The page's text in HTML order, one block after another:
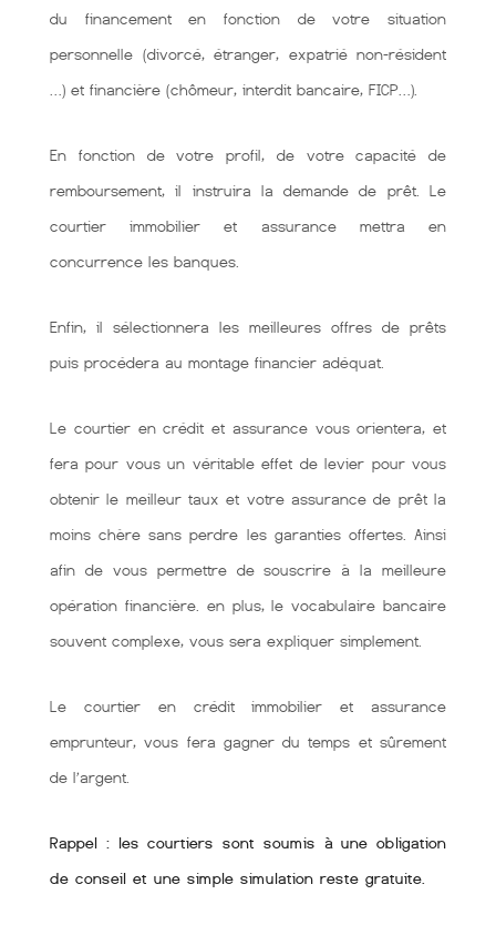
du financement en fonction de votre situation
personnelle (divorcé, étranger, expatrié non-résident
…) et financière (chômeur, interdit bancaire, FICP…).
En fonction de votre profil, de votre capacité de
remboursement, il instruira la demande de prêt. Le
courtier immobilier et assurance mettra en
concurrence les banques.
Enfin, il sélectionnera les meilleures offres de prêts
puis procédera au montage financier adéquat.
Le courtier en crédit et assurance vous orientera, et
fera pour vous un véritable effet de levier pour vous
obtenir le meilleur taux et votre assurance de prêt la
moins chère sans perdre les garanties offertes. Ainsi
afin de vous permettre de souscrire à la meilleure
opération financière. en plus, le vocabulaire bancaire
souvent complexe, vous sera expliquer simplement.
Le courtier en crédit immobilier et assurance
emprunteur, vous fera gagner du temps et sûrement
de l’argent.
Rappel : les courtiers sont soumis à une obligation
de conseil et une simple simulation reste gratuite.